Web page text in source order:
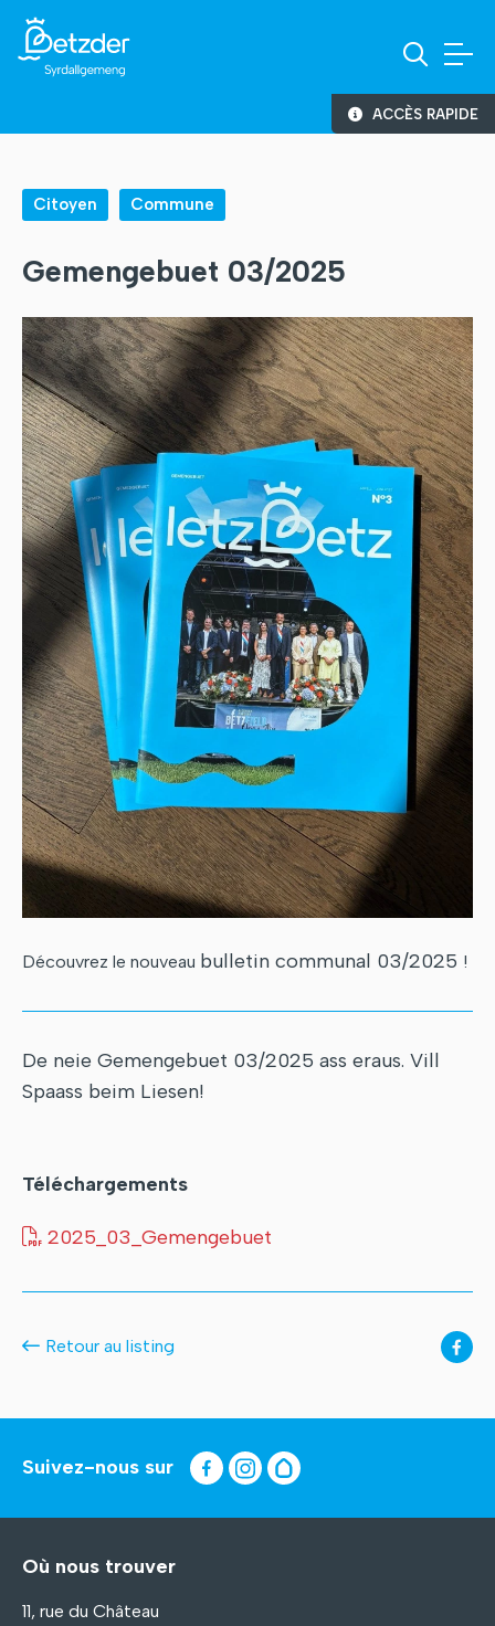
ACCÈS RAPIDE
Citoyen Commune
Gemengebuet 03/2025
Découvrez le nouveau bulletin communal 03/2025 !
De neie Gemengebuet 03/2025 ass eraus. Vill
Spaass beim Liesen!
Téléchargements
2025_03_Gemengebuet
Retour au listing
Suivez-nous sur
Où nous trouver
11, rue du Château